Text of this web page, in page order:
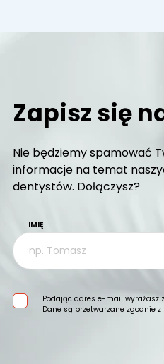
Zapisz się
Nie będziemy spamować
informacje na temat
dentystów. Dołączysz?
IMIĘ
Podając adres e-mail wyrażasz
Dane są przetwarzane zgodnie z